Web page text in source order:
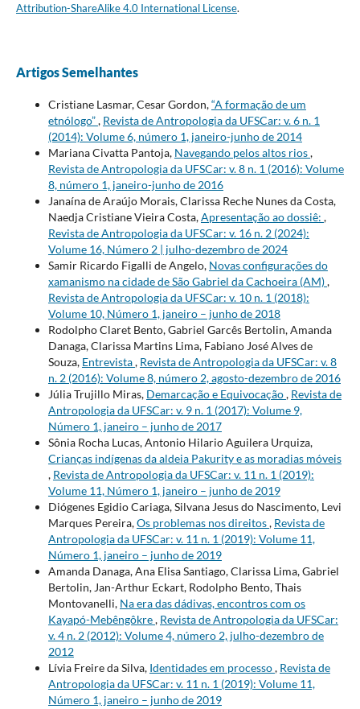
Attribution-ShareAlike 4.0 International License.
Artigos Semelhantes
Cristiane Lasmar, Cesar Gordon,“A formação de um
etnólogo”, Revista de Antropologia da UFSCar: v. 6 n. 1
(2014): Volume 6, número 1, janeiro-junho de 2014
Mariana Civatta Pantoja, Navegando pelos altos rios,
Revista de Antropologia da UFSCar: v. 8 n. 1 (2016): Volume
8, número 1, janeiro-junho de 2016
Janaína de Araújo Morais, Clarissa Reche Nunes da Costa,
Naedja Cristiane Vieira Costa,Apresentação ao dossiê: ,
Revista de Antropologia da UFSCar: v. 16 n. 2 (2024):
Volume 16, Número 2 | julho-dezembro de 2024
Samir Ricardo Figalli de Angelo, Novas configurações do
xamanismo na cidade de São Gabriel da Cachoeira (AM),
Revista de Antropologia da UFSCar: v. 10 n. 1 (2018):
Volume 10, Número 1, janeiro – junho de 2018
Rodolpho Claret Bento, Gabriel Garcês Bertolin, Amanda
Danaga, Clarissa Martins Lima, Fabiano José Alves de
Souza, Entrevista, Revista de Antropologia da UFSCar: v. 8
n. 2 (2016): Volume 8, número 2, agosto-dezembro de 2016
Júlia Trujillo Miras, Demarcação e Equivocação, Revista de
Antropologia da UFSCar: v. 9 n. 1 (2017): Volume 9,
Número 1, janeiro – junho de 2017
Sônia Rocha Lucas, Antonio Hilario Aguilera Urquiza,
Crianças indígenas da aldeia Pakurity e as moradias móveis
, Revista de Antropologia da UFSCar: v. 11 n. 1 (2019):
Volume 11, Número 1, janeiro – junho de 2019
Diógenes Egidio Cariaga, Silvana Jesus do Nascimento, Levi
Marques Pereira,Os problemas nos direitos, Revista de
Antropologia da UFSCar: v. 11 n. 1 (2019): Volume 11,
Número 1, janeiro – junho de 2019
Amanda Danaga, Ana Elisa Santiago, Clarissa Lima, Gabriel
Bertolin, Jan-Arthur Eckart, Rodolpho Bento, Thais
Montovanelli, Na era das dádivas, encontros com os
Kayapó-Mebêngôkre, Revista de Antropologia da UFSCar:
v. 4 n. 2 (2012): Volume 4, número 2, julho-dezembro de
2012
Lívia Freire da Silva, Identidades em processo, Revista de
Antropologia da UFSCar: v. 11 n. 1 (2019): Volume 11,
Número 1, janeiro – junho de 2019